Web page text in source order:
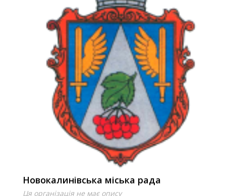
Новокалинівська міська рада
Ця організація не має опису